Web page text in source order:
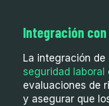
Integración
La integración
seguridad laboral
evaluaciones de
y asegurar que